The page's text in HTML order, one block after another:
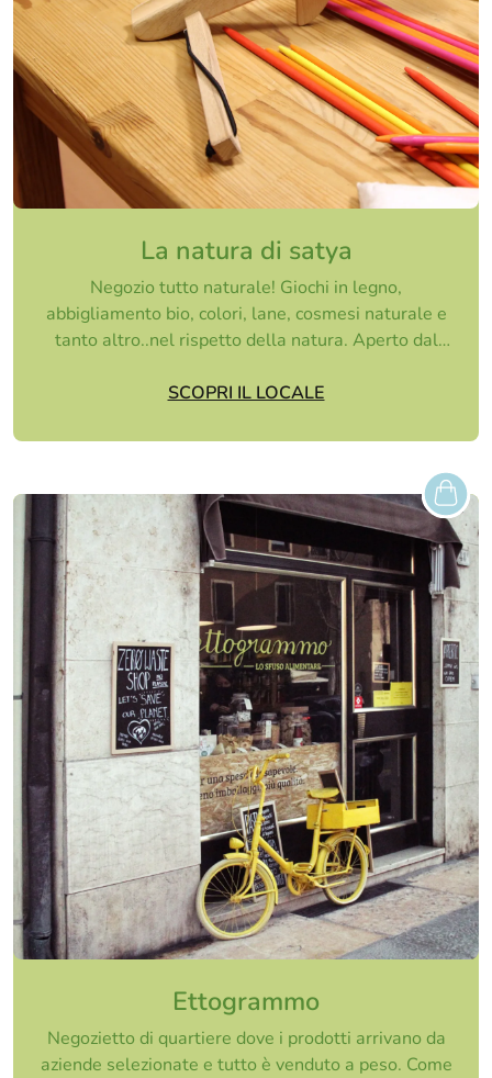
La natura di satya
Negozio tutto naturale! Giochi in legno,
abbigliamento bio, colori, lane, cosmesi naturale e
tanto altro..nel rispetto della natura. Aperto dal
SCOPRI IL LOCALE
Ettogrammo
Negozietto di quartiere dove i prodotti arrivano da
aziende selezionate e tutto è venduto a peso. Come